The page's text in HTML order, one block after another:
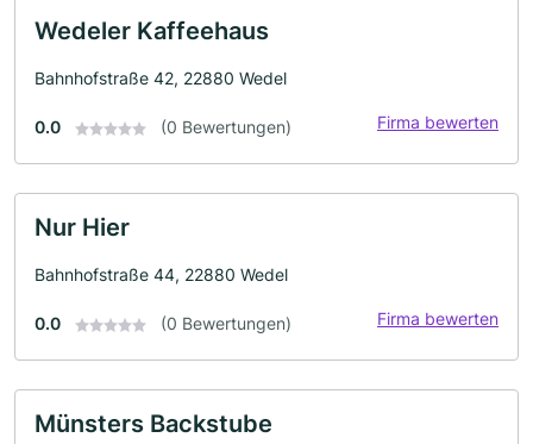
Wedeler Kaffeehaus
Bahnhofstraße 42, 22880 Wedel
0.0 (0 Bewertungen) Firma bewerten
Nur Hier
Bahnhofstraße 44, 22880 Wedel
0.0 (0 Bewertungen) Firma bewerten
Münsters Backstube